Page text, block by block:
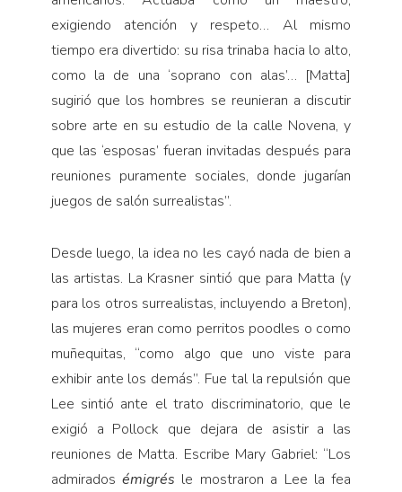
exigiendo atención y respeto… Al mismo
tiempo era divertido: su risa trinaba hacia lo alto,
como la de una ‘soprano con alas’… [Matta]
sugirió que los hombres se reunieran a discutir
sobre arte en su estudio de la calle Novena, y
que las ‘esposas’ fueran invitadas después para
reuniones puramente sociales, donde jugarían
juegos de salón surrealistas”.
Desde luego, la idea no les cayó nada de bien a
las artistas. La Krasner sintió que para Matta (y
para los otros surrealistas, incluyendo a Breton),
las mujeres eran como perritos poodles o como
muñequitas, “como algo que uno viste para
exhibir ante los demás”. Fue tal la repulsión que
Lee sintió ante el trato discriminatorio, que le
exigió a Pollock que dejara de asistir a las
reuniones de Matta. Escribe Mary Gabriel: “Los
admiradosémigrés le mostraron a Lee la fea